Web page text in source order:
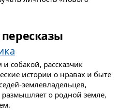
и собакой, рассказчик
истории о нравах и быте
землевла­дельцев,
о родной земле,